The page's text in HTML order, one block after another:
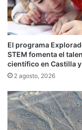
El programa
STEM fomenta el
científico en Castilla
2 agosto, 2026